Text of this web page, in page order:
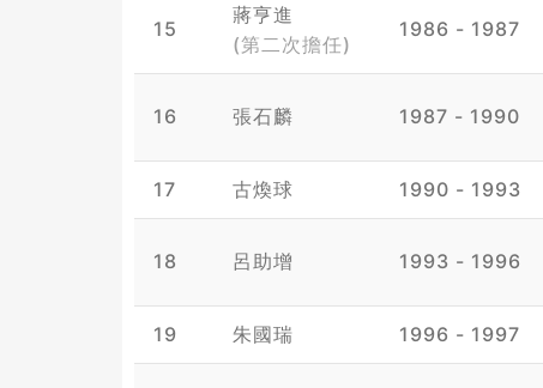
15
蔣亨進
(第二次擔任)
1986 - 1987
16 張石麟 1987 - 1990
17 古煥球 1990 - 1993
18 呂助增 1993 - 1996
19 朱國瑞 1996 - 1997